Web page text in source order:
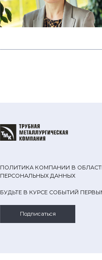
ПОЛИТИКА КОМПАНИИ В
ПЕРСОНАЛЬНЫХ ДАННЫХ
БУДЬТЕ В КУРСЕ СОБЫТИЙ
Подписаться